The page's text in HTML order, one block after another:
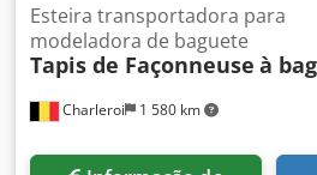
Charleroi 1 580 km
Esteira transportadora para
modeladora de baguete
Tapis de Façonneuse à